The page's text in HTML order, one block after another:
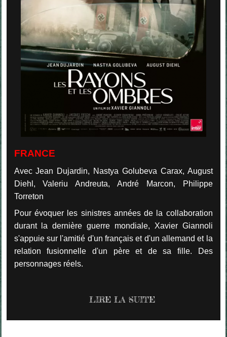
FRANCE
Avec Jean Dujardin, Nastya Golubeva Carax, August
Diehl, Valeriu Andreuta, André Marcon, Philippe
Torreton
Pour évoquer les sinistres années de la collaboration
durant la dernière guerre mondiale, Xavier Giannoli
s'appuie sur l'amitié d'un français et d'un allemand et la
relation fusionnelle d'un père et de sa fille. Des
personnages réels.
LIRE LA SUITE